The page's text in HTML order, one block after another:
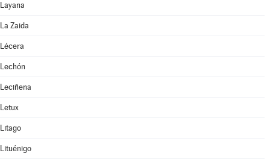
Layana
La Zaida
Lécera
Lechón
Leciñena
Letux
Litago
Lituénigo